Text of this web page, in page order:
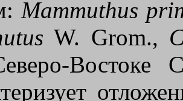
: Mammuthus
W. Grom.,
Востоке